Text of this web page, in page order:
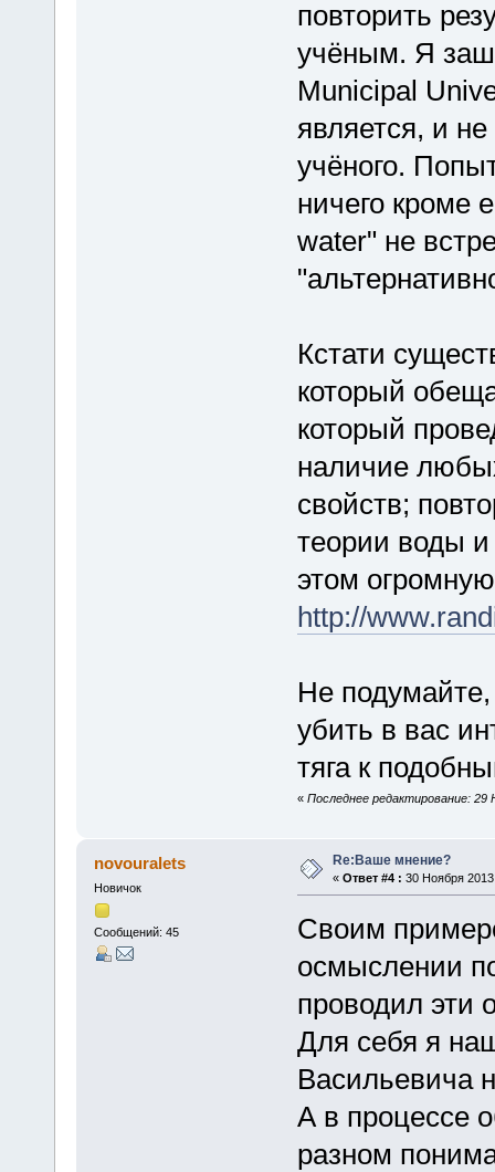
повторить
учёным. Я
Municipal
является, и не
учёного.
ничего кроме
water" не
Кстати
который
который
наличие
свойств;
теории воды и
этом
http://
Не
убить в вас
тяга к
« Последнее редактирование:
novouralets
Новичок
Сообщений: 45
Re:Ваше мнение?
« Ответ #4 : 30 Ноября
Своим
осмыслении
проводил эти
Для себя я
Васильевича
А в процессе
разном